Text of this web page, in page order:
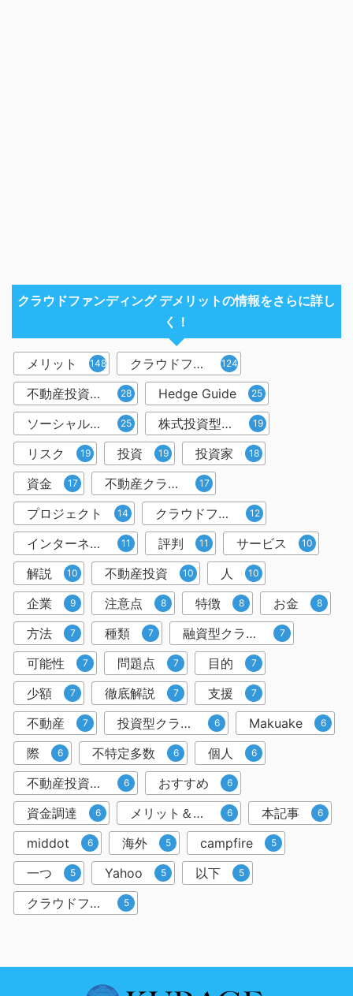
クラウドファンディング デメリットの情報をさらに詳し
く！
メリット 148 クラウドファンディング 124
不動産投資型クラウドファンディング 28 Hedge Guide 25
ソーシャルレンディング 25 株式投資型クラウドファンディング 19
リスク 19 投資 19 投資家 18
資金 17 不動産クラウドファンディング 17
プロジェクト 14 クラウドファンディング投資 12
インターネット 11 評判 11 サービス 10
解説 10 不動産投資 10 人 10
企業 9 注意点 8 特徴 8 お金 8
方法 7 種類 7 融資型クラウドファンディング 7
可能性 7 問題点 7 目的 7
少額 7 徹底解説 7 支援 7
不動産 7 投資型クラウドファンディング 6 Makuake 6
際 6 不特定多数 6 個人 6
不動産投資クラウドファンディング 6 おすすめ 6
資金調達 6 メリット＆デメリット 6 本記事 6
middot 6 海外 5 campfire 5
一つ 5 Yahoo 5 以下 5
クラウドファンディングサービス 5